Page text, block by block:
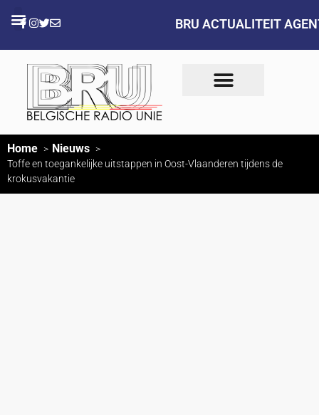
BRU ACTUALITEIT
Home Nieuws
Toffe en toegankelijke uitstappen in Oost-Vlaanderen tijdens de
krokusvakantie